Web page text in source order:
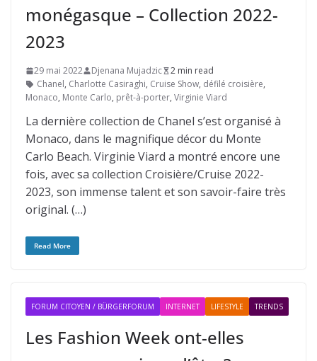
monégasque – Collection 2022-
2023
29 mai 2022 Djenana Mujadzic
2 min read
Chanel, Charlotte Casiraghi, Cruise Show, défilé croisière,
Monaco, Monte Carlo, prêt-à-porter, Virginie Viard
La dernière collection de Chanel s’est organisé à
Monaco, dans le magnifique décor du Monte
Carlo Beach. Virginie Viard a montré encore une
fois, avec sa collection Croisière/Cruise 2022-
2023, son immense talent et son savoir-faire très
original. (…)
Read More
FORUM CITOYEN / BÜRGERFORUM INTERNET LIFESTYLE TRENDS
Les Fashion Week ont-elles